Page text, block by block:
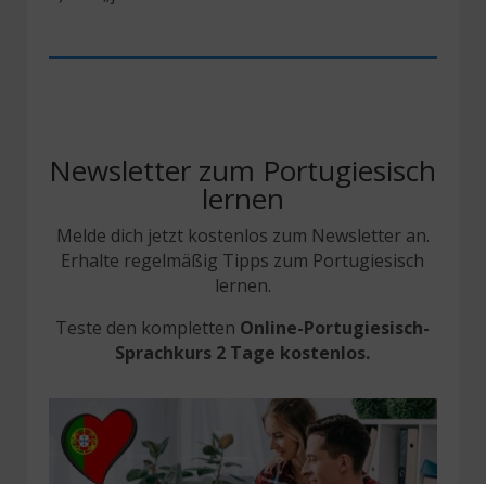
Newsletter zum Portugiesisch
lernen
Melde dich jetzt kostenlos zum Newsletter an.
Erhalte regelmäßig Tipps zum Portugiesisch
lernen.
Teste den kompletten Online-Portugiesisch-
Sprachkurs 2 Tage kostenlos.